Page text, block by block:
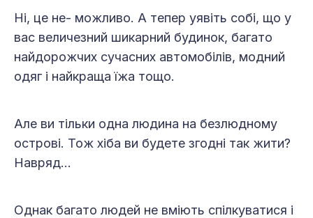
Ні, це не- можливо. А тепер уявіть собі, що у
вас величезний шикарний будинок, багато
найдорожчих сучасних автомобілів, модний
одяг і найкраща їжа тощо.
Але ви тільки одна людина на безлюдному
острові. Тож хіба ви будете згодні так жити?
Навряд…
Однак багато людей не вміють спілкуватися і